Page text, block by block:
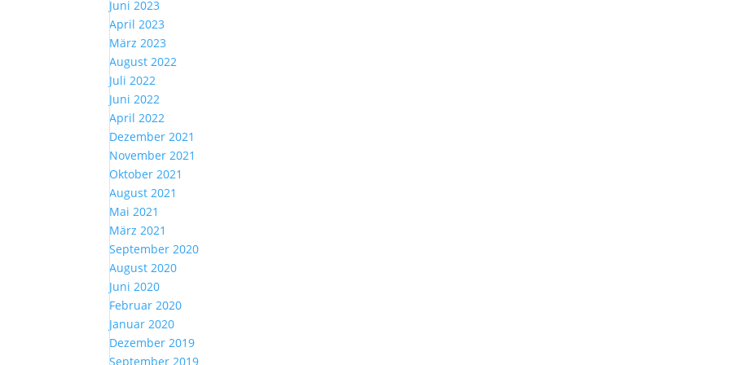
Juni 2023
April 2023
März 2023
August 2022
Juli 2022
Juni 2022
April 2022
Dezember 2021
November 2021
Oktober 2021
August 2021
Mai 2021
März 2021
September 2020
August 2020
Juni 2020
Februar 2020
Januar 2020
Dezember 2019
September 2019